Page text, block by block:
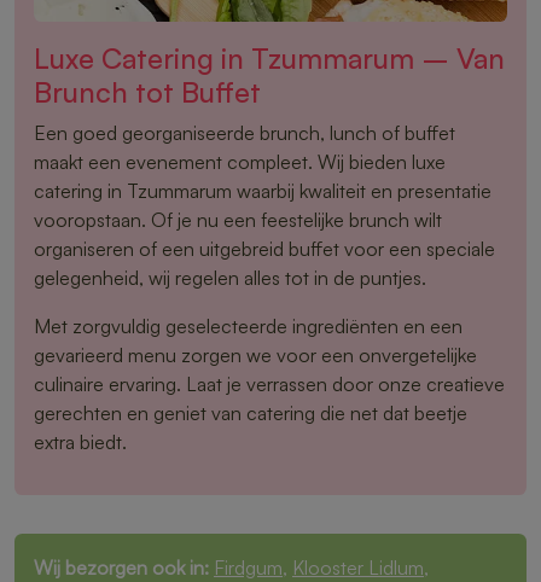
Luxe Catering in Tzummarum – Van
Brunch tot Buffet
Een goed georganiseerde brunch, lunch of buffet
maakt een evenement compleet. Wij bieden luxe
catering in Tzummarum waarbij kwaliteit en presentatie
vooropstaan. Of je nu een feestelijke brunch wilt
organiseren of een uitgebreid buffet voor een speciale
gelegenheid, wij regelen alles tot in de puntjes.
Met zorgvuldig geselecteerde ingrediënten en een
gevarieerd menu zorgen we voor een onvergetelijke
culinaire ervaring. Laat je verrassen door onze creatieve
gerechten en geniet van catering die net dat beetje
extra biedt.
Wij bezorgen ook in: Firdgum, Klooster Lidlum,